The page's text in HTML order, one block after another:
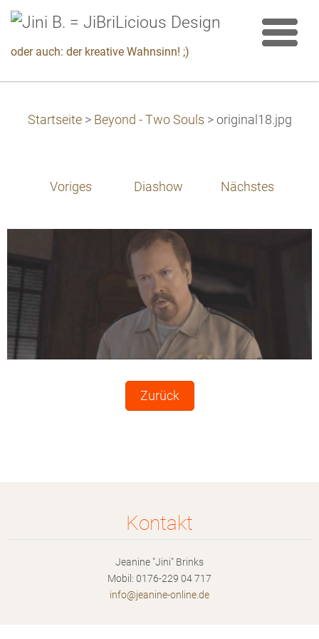
oder auch: der kreative Wahnsinn! ;)
Startseite > Beyond - Two Souls > original18.jpg
Voriges Diashow Nächstes
Zurück
Kontakt
Jeanine "Jini" Brinks
Mobil: 0176-229 04 717
info@jeanine-onl ine.de